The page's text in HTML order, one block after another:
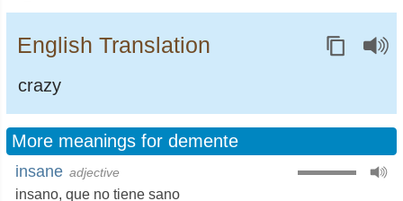
English Translation
crazy
More meanings for demente
insane adjective
insano, que no tiene sano